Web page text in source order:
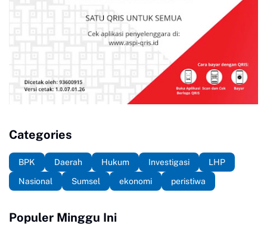
Categories
BPK Daerah Hukum Investigasi
LHP
Nasional
Sumsel ekonomi peristiwa
Populer Minggu Ini